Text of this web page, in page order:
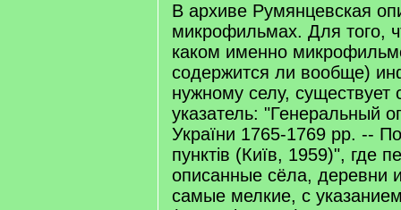
В архиве Румянцевская
микрофильмах. Для того,
каком именно
содержится ли вообще)
нужному селу, существует
указатель: "Генеральный
Украïни 1765-1769 рр. --
пунктiв (Киïв, 1959)", где
описанные сёла, деревни
самые мелкие, с